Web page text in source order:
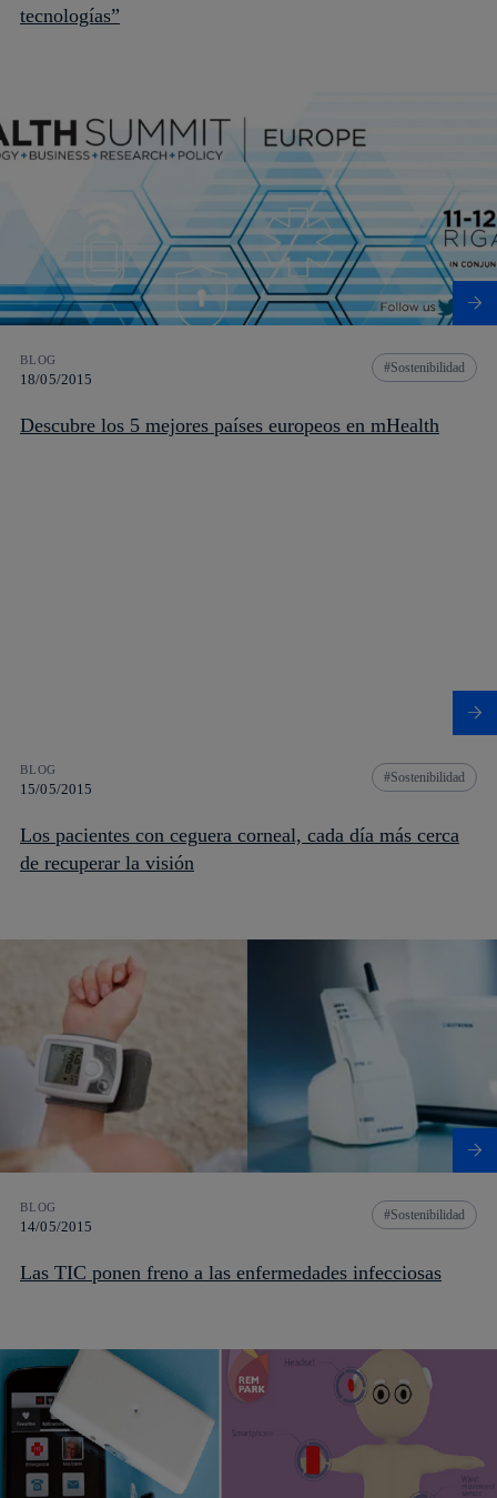
tecnologías”
BLOG
18/05/2015
Sostenibilidad
Descubre los 5 mejores países europeos en mHealth
BLOG
15/05/2015
Sostenibilidad
Los pacientes con ceguera corneal, cada día más cerca
de recuperar la visión
BLOG
14/05/2015
Sostenibilidad
Las TIC ponen freno a las enfermedades infecciosas